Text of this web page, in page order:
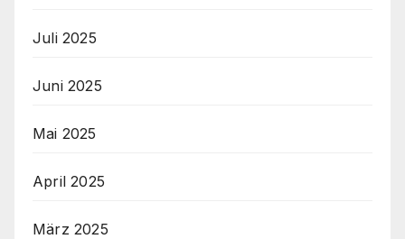
Juli 2025
Juni 2025
Mai 2025
April 2025
März 2025